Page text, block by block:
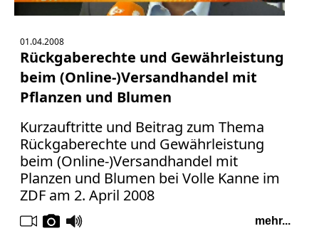
01.04.2008
Rückgaberechte und Gewährleistung
beim (Online-)Versandhandel mit
Pflanzen und Blumen
Kurzauftritte und Beitrag zum Thema
Rückgaberechte und Gewährleistung
beim (Online-)Versandhandel mit
Planzen und Blumen bei Volle Kanne im
ZDF am 2. April 2008
mehr...